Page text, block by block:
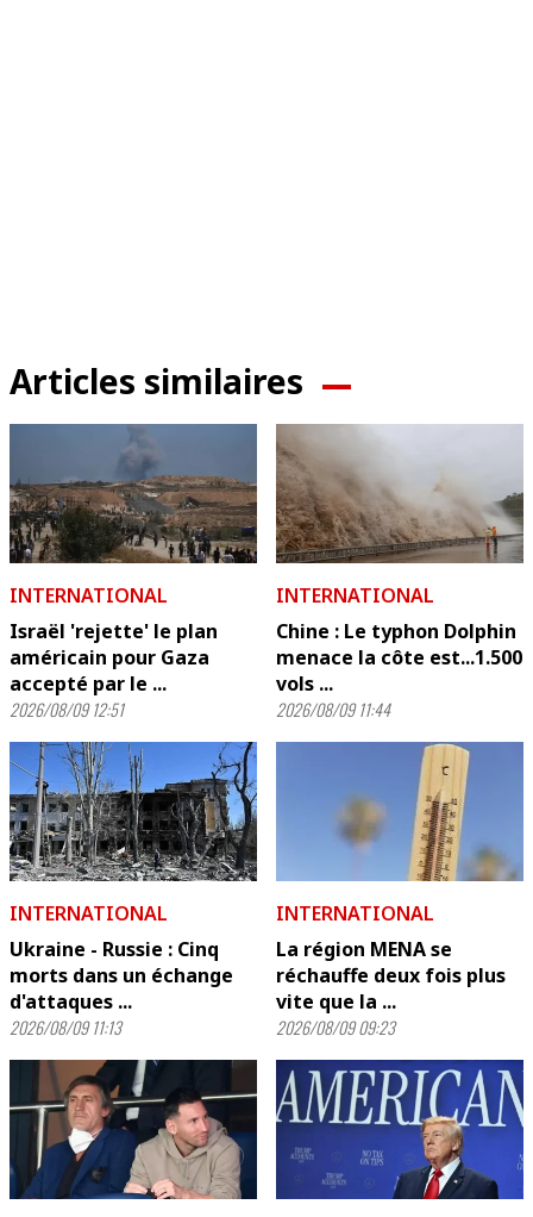
Articles similaires
INTERNATIONAL
Israël 'rejette' le plan
américain pour Gaza
accepté par le ...
2026/08/09 12:51
INTERNATIONAL
Chine : Le typhon Dolphin
menace la côte est...1.500
vols ...
2026/08/09 11:44
INTERNATIONAL
Ukraine - Russie : Cinq
morts dans un échange
d'attaques ...
2026/08/09 11:13
INTERNATIONAL
La région MENA se
réchauffe deux fois plus
vite que la ...
2026/08/09 09:23